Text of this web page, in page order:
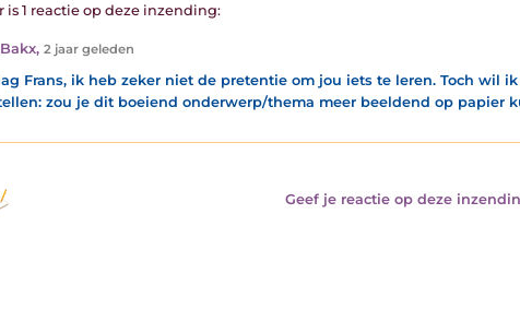
is 1 reactie op deze inzending:
, 2 jaar geleden
Frans, ik heb zeker niet de pretentie om jou iets te leren. Toch wil ik
zou je dit boeiend onderwerp/thema meer beeldend op papier
Geef je reactie op deze